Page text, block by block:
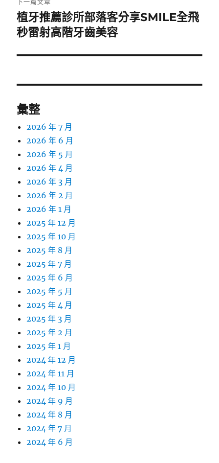
下
一
文
植牙推薦診所部落客分享SMILE全飛
秒雷射高階牙齒美容
彙整
2026 年 7 月
2026 年 6 月
2026 年 5 月
2026 年 4 月
2026 年 3 月
2026 年 2 月
2026 年 1 月
2025 年 12 月
2025 年 10 月
2025 年 8 月
2025 年 7 月
2025 年 6 月
2025 年 5 月
2025 年 4 月
2025 年 3 月
2025 年 2 月
2025 年 1 月
2024 年 12 月
2024 年 11 月
2024 年 10 月
2024 年 9 月
2024 年 8 月
2024 年 7 月
2024 年 6 月